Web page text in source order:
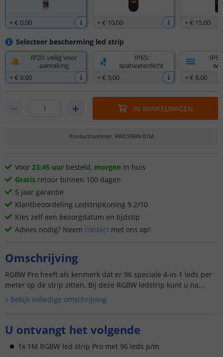
+€ 0,00 +€ 10,00 +€ 15,00
Selecteer bescherming led strip
IP20: veilig voor
aanraking
+€ 0,00
IP65:
spatwaterdicht
+€ 3,00
+€ 8,00
IN WINKELWAGEN
Productnummer: RWCS96W-01M
Voor 23:45 uur besteld, morgen in huis
Gratis retour binnen 100 dagen
5 jaar garantie
Klantbeoordeling LedstripKoning 9.2/10
Kies zelf een bezorgdatum en tijdstip
Advies nodig? Neem contact met ons op!
Omschrijving
RGBW Pro heeft als kenmerk dat er 96 speciale 4-in-1 leds per
meter op de strip zitten. Bij deze RGBW ledstrip kunt u na...
Bekijk volledige omschrijving
U ontvangt het volgende
1x 1M RGBW led strip Pro met 96 leds p/m